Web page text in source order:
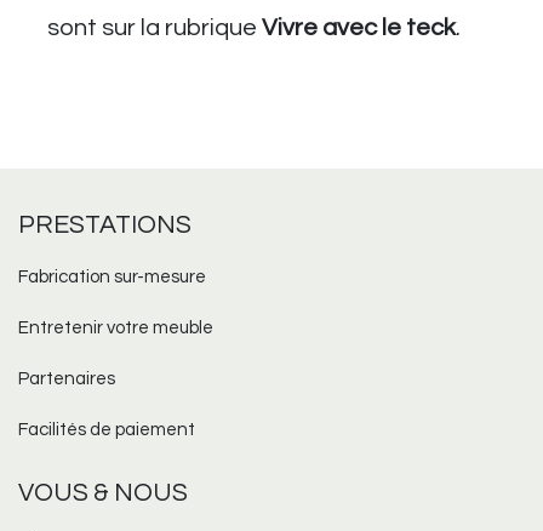
sont sur la rubrique Vivre avec le teck.
PRESTATIONS
Fabrication sur-mesure​
Entretenir votre meuble
Partenaires
Facilités de paiement
VOUS & NOUS